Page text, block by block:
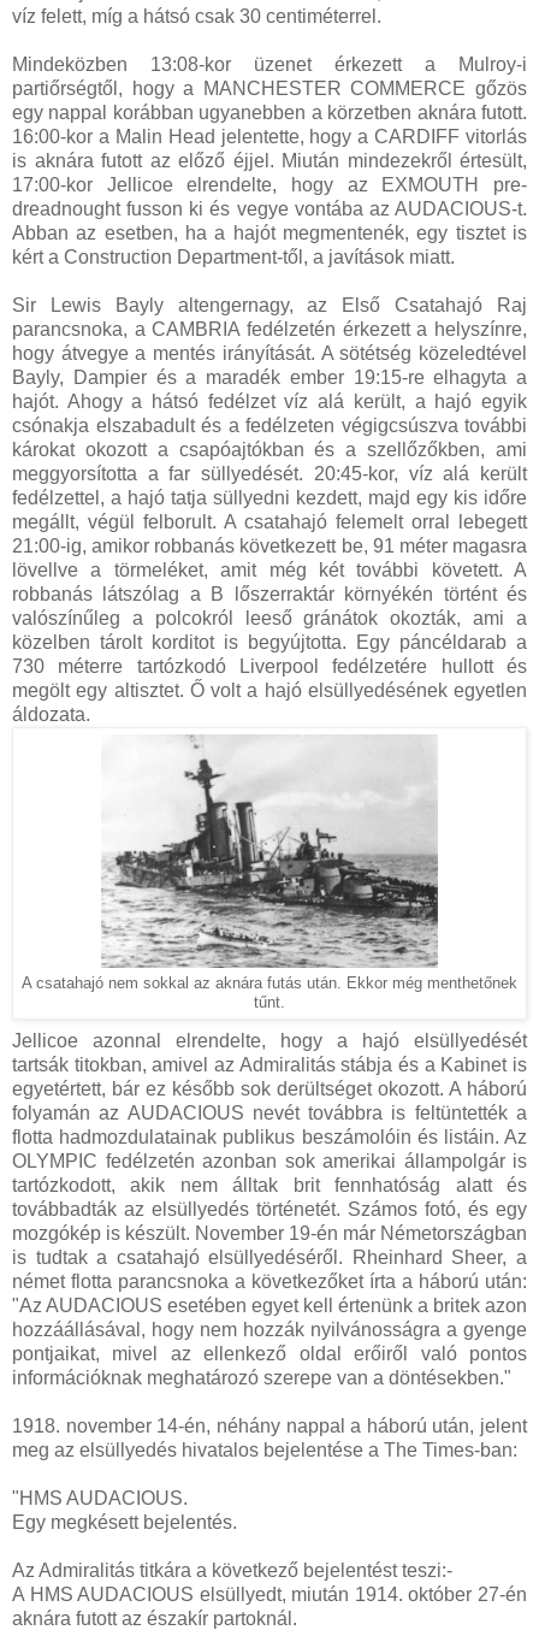
víz felett, míg a hátsó csak 30 centiméterrel.
Mindeközben 13:08-kor üzenet érkezett a Mulroy-i
partiőrségtől, hogy a MANCHESTER COMMERCE gőzös
egy nappal korábban ugyanebben a körzetben aknára futott.
16:00-kor a Malin Head jelentette, hogy a CARDIFF vitorlás
is aknára futott az előző éjjel. Miután mindezekről értesült,
17:00-kor Jellicoe elrendelte, hogy az EXMOUTH pre-
dreadnought fusson ki és vegye vontába az AUDACIOUS-t.
Abban az esetben, ha a hajót megmentenék, egy tisztet is
kért a Construction Department-től, a javítások miatt.
Sir Lewis Bayly altengernagy, az Első Csatahajó Raj
parancsnoka, a CAMBRIA fedélzetén érkezett a helyszínre,
hogy átvegye a mentés irányítását. A sötétség közeledtével
Bayly, Dampier és a maradék ember 19:15-re elhagyta a
hajót. Ahogy a hátsó fedélzet víz alá került, a hajó egyik
csónakja elszabadult és a fedélzeten végigcsúszva további
károkat okozott a csapóajtókban és a szellőzőkben, ami
meggyorsította a far süllyedését. 20:45-kor, víz alá került
fedélzettel, a hajó tatja süllyedni kezdett, majd egy kis időre
megállt, végül felborult. A csatahajó felemelt orral lebegett
21:00-ig, amikor robbanás következett be, 91 méter magasra
lövellve a törmeléket, amit még két további követett. A
robbanás látszólag a B lőszerraktár környékén történt és
valószínűleg a polcokról leeső gránátok okozták, ami a
közelben tárolt korditot is begyújtotta. Egy páncéldarab a
730 méterre tartózkodó Liverpool fedélzetére hullott és
megölt egy altisztet. Ő volt a hajó elsüllyedésének egyetlen
áldozata.
A csatahajó nem sokkal az aknára futás után. Ekkor még menthetőnek
tűnt.
Jellicoe azonnal elrendelte, hogy a hajó elsüllyedését
tartsák titokban, amivel az Admiralitás stábja és a Kabinet is
egyetértett, bár ez később sok derültséget okozott. A háború
folyamán az AUDACIOUS nevét továbbra is feltüntették a
flotta hadmozdulatainak publikus beszámolóin és listáin. Az
OLYMPIC fedélzetén azonban sok amerikai állampolgár is
tartózkodott, akik nem álltak brit fennhatóság alatt és
továbbadták az elsüllyedés történetét. Számos fotó, és egy
mozgókép is készült. November 19-én már Németországban
is tudtak a csatahajó elsüllyedéséről. Rheinhard Sheer, a
német flotta parancsnoka a következőket írta a háború után:
"Az AUDACIOUS esetében egyet kell értenünk a britek azon
hozzáállásával, hogy nem hozzák nyilvánosságra a gyenge
pontjaikat, mivel az ellenkező oldal erőiről való pontos
információknak meghatározó szerepe van a döntésekben."
1918. november 14-én, néhány nappal a háború után, jelent
meg az elsüllyedés hivatalos bejelentése a The Times-ban:
"HMS AUDACIOUS.
Egy megkésett bejelentés.
Az Admiralitás titkára a következő bejelentést teszi:-
A HMS AUDACIOUS elsüllyedt, miután 1914. október 27-én
aknára futott az északír partoknál.